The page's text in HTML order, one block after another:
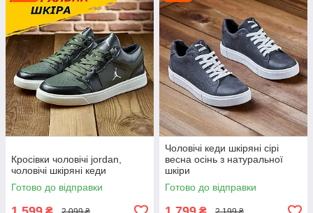
Кросівки чоловічі jordan,
чоловічі шкіряні кеди
Готово до відправки
Чоловічі кеди шкіряні сірі
весна осінь з натуральної
шкіри
Готово до відправки